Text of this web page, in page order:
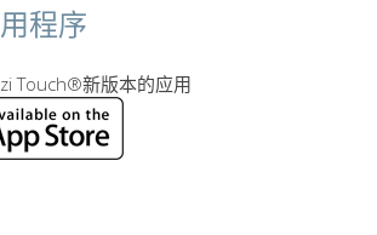
程序
Touch®新版本的应用